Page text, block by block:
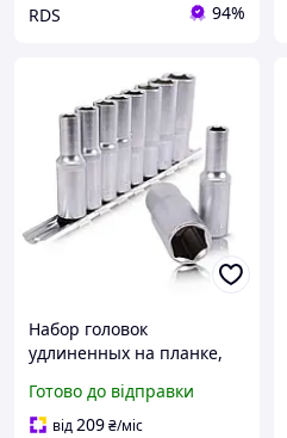
RDS 94%
Набор головок
удлиненных на планке,
1/2, 8 ед.
Готово до відправки
від209₴/міс